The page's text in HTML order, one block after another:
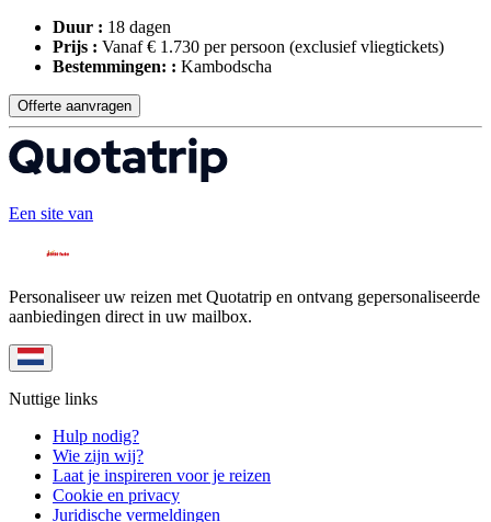
Duur : 18 dagen
Prijs : Vanaf € 1.730 per persoon (exclusief vliegtickets)
Bestemmingen: : Kambodscha
Offerte aanvragen
Een site van
Personaliseer uw reizen met Quotatrip en ontvang gepersonaliseerde
aanbiedingen direct in uw mailbox.
Nuttige links
Hulp nodig?
Wie zijn wij?
Laat je inspireren voor je reizen
Cookie en privacy
Juridische vermeldingen